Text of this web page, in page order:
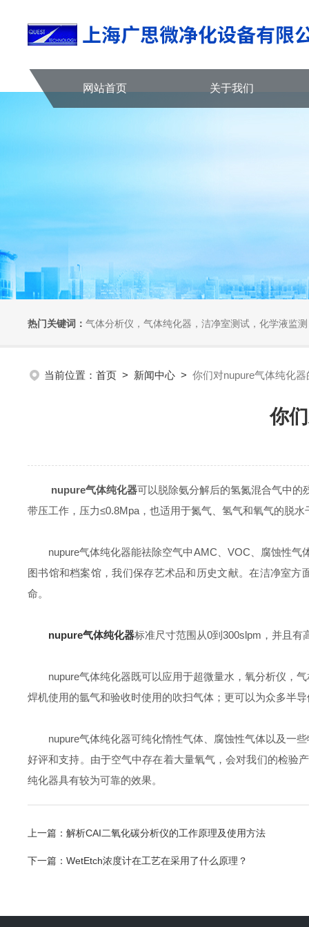
网站首页 关于我们
热门关键词： 气体分析仪，气体纯化器，洁净室测试，化学液监
当前位置： 首页 > 新闻中心 > 你们对nupure气体纯化
你
nupure气体纯化器可以脱除氨分解后的氢氮混合气中的
带压工作，压力≤0.8Mpa，也适用于氮气、氢气和氧气的脱水
nupure气体纯化器能祛除空气中AMC、VOC、腐蚀性气
图书馆和档案馆，我们保存艺术品和历史文献。在洁净室
命。
nupure气体纯化器标准尺寸范围从0到300slpm，并且
nupure气体纯化器既可以应用于超微量水，氧分析仪，气
焊机使用的氩气和验收时使用的吹扫气体；更可以为众多半
nupure气体纯化器可纯化惰性气体、腐蚀性气体以及一些
好评和支持。由于空气中存在着大量氧气，会对我们的检验
纯化器具有较为可靠的效果。
上一篇： 解析CAI二氧化碳分析仪的工作原理及使用方法
下一篇： WetEtch浓度计在工艺在采用了什么原理？